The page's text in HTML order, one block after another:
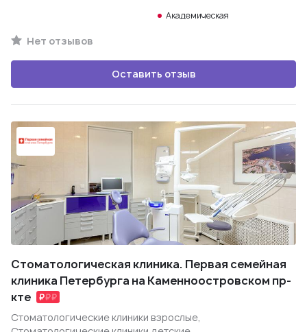
Академическая
Нет отзывов
Оставить отзыв
Стоматологическая клиника. Первая семейная
клиника Петербурга на Каменноостровском пр-
кте
Стоматологические клиники взрослые,